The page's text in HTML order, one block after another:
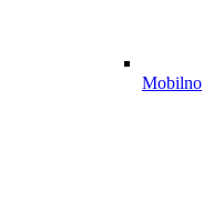
Mobilno